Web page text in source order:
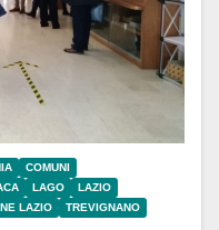
COMUNI
LAGO
LAZIO
LAZIO TREVIGNANO